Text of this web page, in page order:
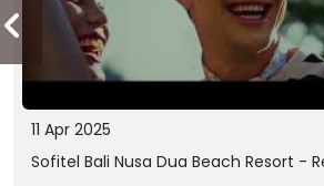
11 Apr 2025
Sofitel Bali Nusa Dua Beach Resort -